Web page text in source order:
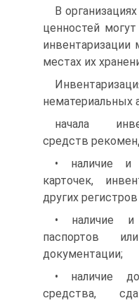
В
ценностей
инвентаризации
местах их
нематериальных
начала
средств
• наличие и
карточек,
других
• наличие и
паспортов
документации;
• наличие
средства,